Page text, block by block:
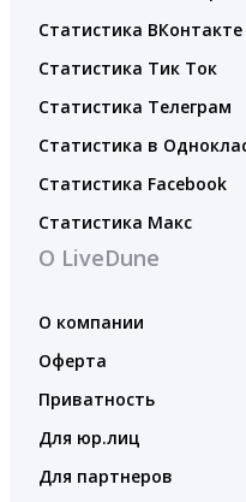
Статистика ВКонтакте
Статистика Тик Ток
Статистика Телеграм
Статистика в
Статистика Facebook
Статистика Макс
О LiveDune
О компании
Оферта
Приватность
Для юр.лиц
Для партнеров